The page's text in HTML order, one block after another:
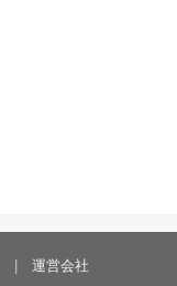
運営会社